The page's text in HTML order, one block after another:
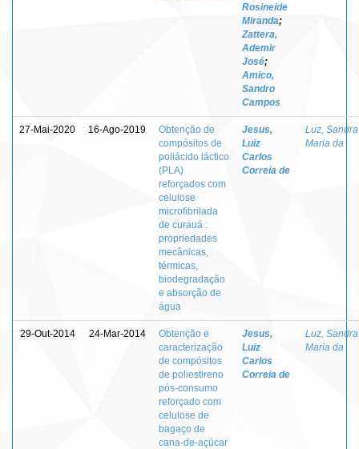
Rosineide
Miranda;
Zattera,
Ademir
José;
Amico,
Sandro
Campos
27-Mai-2020 16-Ago-2019
Obtenção de
compósitos de
poliácido láctico
(PLA)
reforçados com
celulose
microfibrilada
de curauá :
propriedades
mecânicas,
térmicas,
biodegradação
e absorção de
água
Jesus,
Luiz
Carlos
Correia de
Luz, Sandra
Maria da
29-Out-2014 24-Mar-2014
Obtenção e
caracterização
de compósitos
de poliestireno
pós-consumo
reforçado com
celulose de
bagaço de
cana-de-açúcar
Jesus,
Luiz
Carlos
Correia de
Luz, Sandra
Maria da